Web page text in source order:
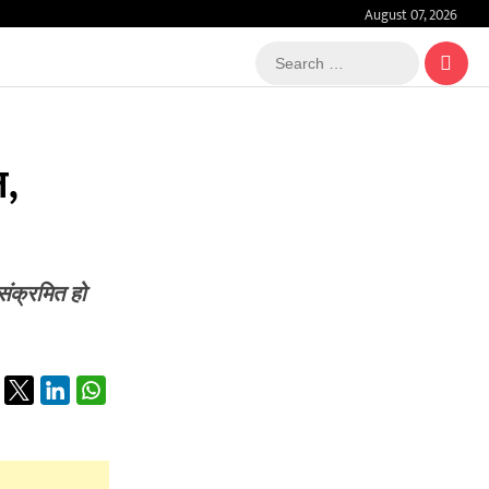
August 07, 2026
Search
…
हो